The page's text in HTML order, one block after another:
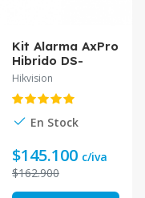
Kit Alarma AxPro
Hibrido DS-
PHA64-Kit-WB(B)
Hikvision
En Stock
$145.100 c/iva
$162.900